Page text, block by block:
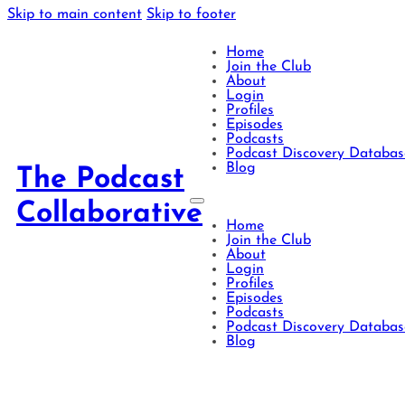
Skip to main content Skip to footer
The Podcast
Collaborative
Home
Join the Club
About
Login
Profiles
Episodes
Podcasts
Podcast Discovery
Blog
Home
Join the Club
About
Login
Profiles
Episodes
Podcasts
Podcast Discovery
Blog